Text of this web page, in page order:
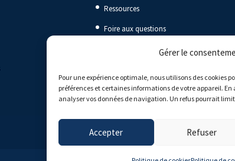
Gérer le
Pour une expérience optimale, nous utilisons des cookies
préférences et certaines informations de votre appareil.
analyser vos données de navigation. Un refus pourrait
Accepter Refuser
Ressources
Foire aux questions